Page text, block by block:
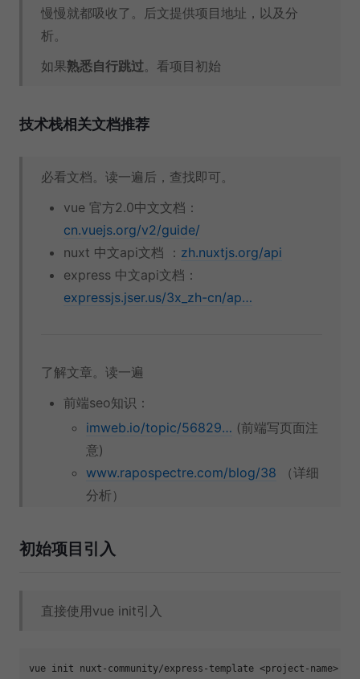
慢慢就都吸收了。后文提供项目地址，以及分
析。
如果熟悉自行跳过。看项目初始
技术栈相关文档推荐
必看文档。读一遍后，查找即可。
vue 官方2.0中文文档：
cn.vuejs.org/v2/guide/
nuxt 中文api文档 ： zh.nuxtjs.org/api
express 中文api文档：
expressjs.jser.us/3x_zh-cn/ap…
了解文章。读一遍
前端seo知识：
imweb.io/topic/56829… (前端写页面注
意)
www.rapospectre.com/blog/38 （详细
分析）
初始项目引入
直接使用vue init引入